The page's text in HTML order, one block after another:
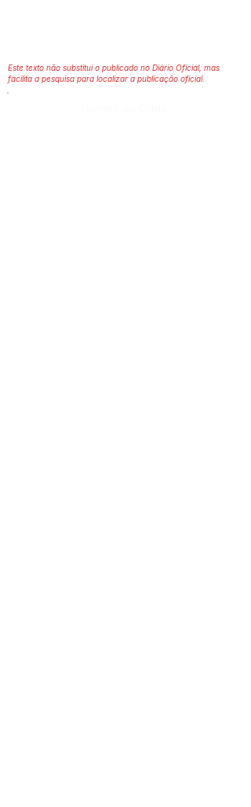
Este texto não substitui o publicado no Diário Oficial, mas
facilita a pesquisa para localizar a publicação oficial.